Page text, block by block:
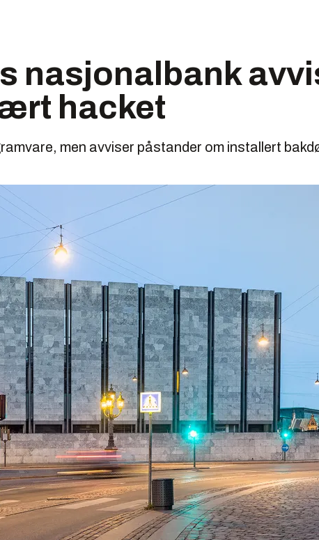
nasjonalbank
hacket
men avviser påstander om installert